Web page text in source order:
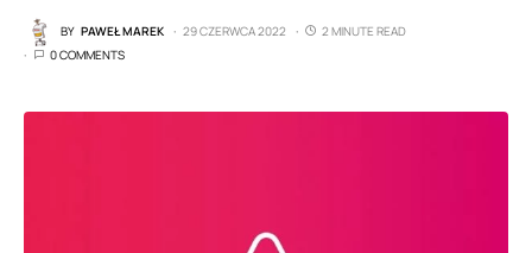
BY PAWEŁ MAREK 29 CZERWCA 2022
2 MINUTE READ
0 COMMENTS